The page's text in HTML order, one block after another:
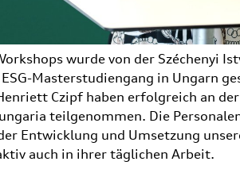
wurde von der Széchenyi
Masterstudiengang in Ungarn
Czipf haben erfolgreich an
teilgenommen. Die
Entwicklung und Umsetzung
auch in ihrer täglichen Arbeit.